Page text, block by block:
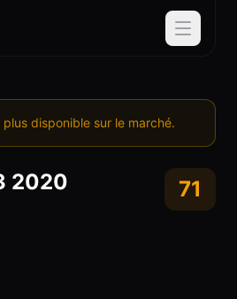
disponible sur le marché.
2020 71